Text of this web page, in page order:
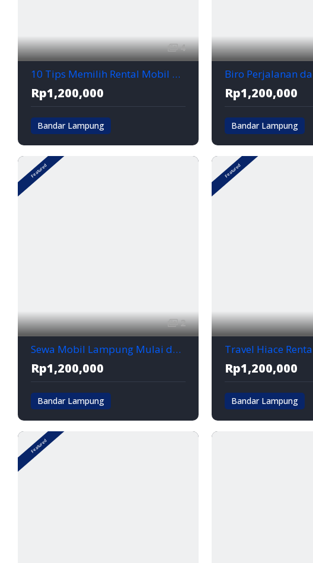
4
10 Tips Memilih Rental Mobil di Bandar Lampung Terbaik
Rp1,200,000
Bandar Lampung
Rp1,200,000
Bandar Lampung
Featured
2
Sewa Mobil Lampung Mulai dari 150rb Rental MURAH 0821-7889-0188
Rp1,200,000
Bandar Lampung
Featured
Rp1,200,000
Bandar Lampung
Featured